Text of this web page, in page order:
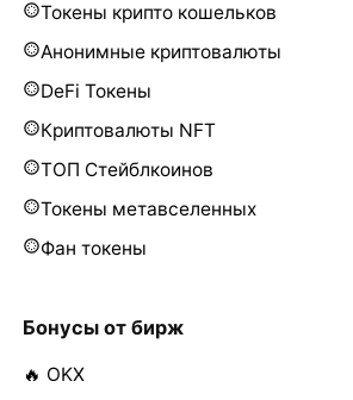
Токены крипто кошельков
Анонимные криптовалюты
DeFi Токены
Криптовалюты NFT
ТОП Стейблкоинов
Токены метавселенных
Фан токены
Бонусы от бирж
🔥 OKX